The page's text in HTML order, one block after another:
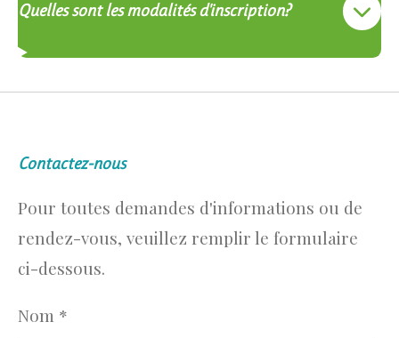
Quelles sont les modalités d'inscription?
Contactez-nous
Pour toutes demandes d'informations ou de
rendez-vous, veuillez remplir le formulaire
ci-dessous.
Nom *